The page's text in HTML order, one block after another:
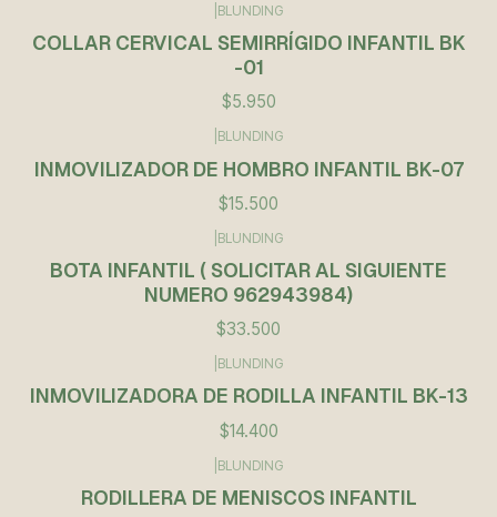
BLUNDING
COLLAR CERVICAL SEMIRRÍGIDO INFANTIL BK
-01
$5.950
Agotado
BLUNDING
INMOVILIZADOR DE HOMBRO INFANTIL BK-07
$15.500
BLUNDING
BOTA INFANTIL ( SOLICITAR AL SIGUIENTE
NUMERO 962943984)
$33.500
Agotado
BLUNDING
INMOVILIZADORA DE RODILLA INFANTIL BK-13
$14.400
Agotado
BLUNDING
RODILLERA DE MENISCOS INFANTIL